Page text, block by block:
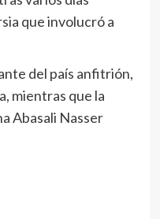
que involucró a
del país anfitrión,
mientras que la
Abasali Nasser